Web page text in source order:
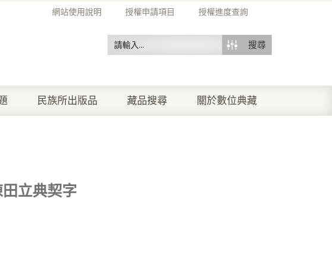
網站使用說明 授權申請項目 授權進度查詢
搜尋
民族所出版品 藏品搜尋 關於數位典藏
立典契字